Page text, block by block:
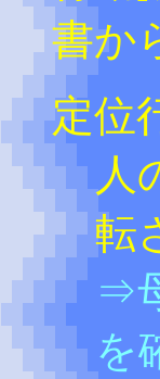
書か
定位
人
転
⇒
を